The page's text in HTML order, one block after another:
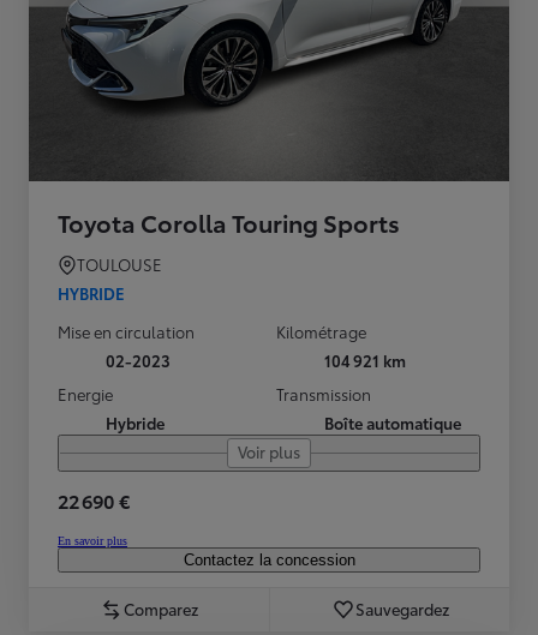
Toyota Corolla Touring Sports
TOULOUSE
HYBRIDE
Mise en circulation
02-2023
Kilométrage
104 921 km
Energie
Hybride
Transmission
Boîte automatique
Voir plus
22 690 €
En savoir plus
Contactez la concession
Comparez Sauvegardez